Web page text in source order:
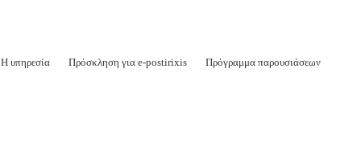
Η υπηρεσία Πρόσκληση για e-postirixis Πρόγραμμα παρουσιάσεων